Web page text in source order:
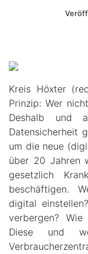
Kreis Höxter
Prinzip: Wer
Deshalb und
Datensicherheit
um die neue
über 20 Jahren
gesetzlich
beschäftigen.
digital
verbergen?
Diese und